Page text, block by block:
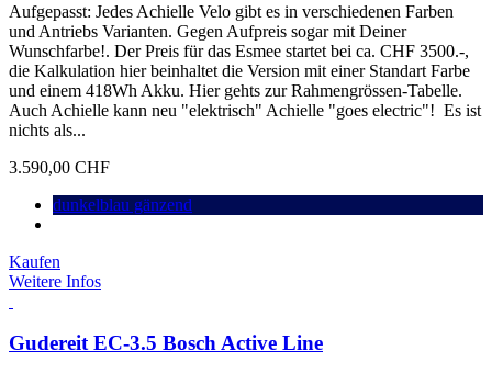
Aufgepasst: Jedes Achielle Velo gibt es in verschiedenen Farben
und Antriebs Varianten. Gegen Aufpreis sogar mit Deiner
Wunschfarbe!. Der Preis für das Esmee startet bei ca. CHF 3500.-,
die Kalkulation hier beinhaltet die Version mit einer Standart Farbe
und einem 418Wh Akku. Hier gehts zur Rahmengrössen-Tabelle.
Auch Achielle kann neu "elektrisch" Achielle "goes electric"! Es ist
nichts als...
3.590,00 CHF
dunkelblau gänzend
Kaufen
Weitere Infos
Gudereit EC-3.5 Bosch Active Line